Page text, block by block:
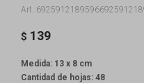
$ 139
Medida: 13 x 8 cm
Cantidad de hojas: 48